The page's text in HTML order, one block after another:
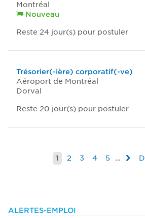
Montréal
Nouveau
Reste 24 jour(s) pour postuler
Trésorier(-ière) corporatif(-ve)
Aéroport de Montréal
Dorval
Reste 20 jour(s) pour postuler
1 2 3 4 5 …
ALERTES-EMPLOI